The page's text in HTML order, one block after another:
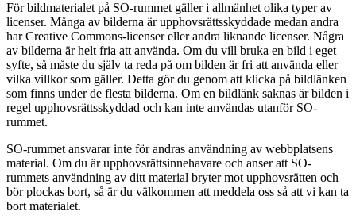
För bildmaterialet på SO-rummet gäller i allmänhet olika typer av
licenser. Många av bilderna är upphovsrättsskyddade medan andra
har Creative Commons-licenser eller andra liknande licenser. Några
av bilderna är helt fria att använda. Om du vill bruka en bild i eget
syfte, så måste du själv ta reda på om bilden är fri att använda eller
vilka villkor som gäller. Detta gör du genom att klicka på bildlänken
som finns under de flesta bilderna. Om en bildlänk saknas är bilden i
regel upphovsrättsskyddad och kan inte användas utanför SO-
rummet.
SO-rummet ansvarar inte för andras användning av webbplatsens
material. Om du är upphovsrättsinnehavare och anser att SO-
rummets användning av ditt material bryter mot upphovsrätten och
bör plockas bort, så är du välkommen att meddela oss så att vi kan ta
bort materialet.